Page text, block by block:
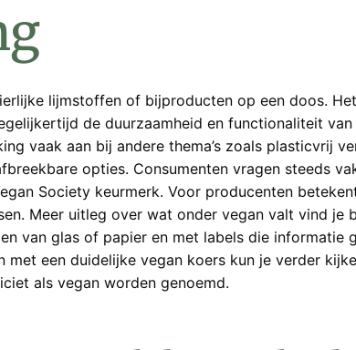
lijmstoffen of bijproducten op een doos.
de duurzaamheid en functionaliteit
vaak aan bij andere thema’s zoals plasticvrij
opties. Consumenten vragen steeds
Society keurmerk. Voor producenten
Meer uitleg over wat onder vegan valt vind je
van glas of papier en met labels die informatie
een duidelijke vegan koers kun je verder
als vegan worden genoemd.